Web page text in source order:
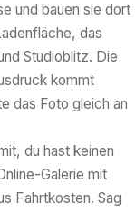
und bauen sie dort
das
Studioblitz. Die
kommt
das Foto gleich an
du hast keinen
Galerie mit
Fahrtkosten. Sag